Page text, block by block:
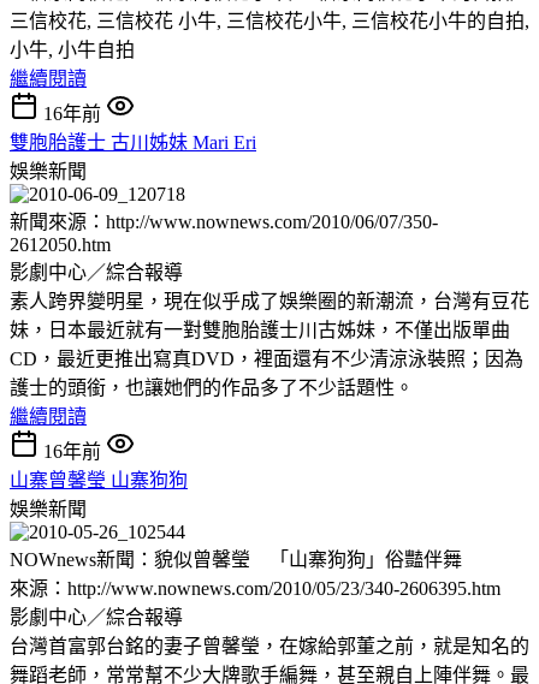
三信校花, 三信校花 小牛, 三信校花小牛, 三信校花小牛的自拍,
小牛, 小牛自拍
繼續閱讀
16年前
雙胞胎護士 古川姊妹 Mari Eri
娛樂新聞
新聞來源：http://www.nownews.com/2010/06/07/350-
2612050.htm
影劇中心／綜合報導
素人跨界變明星，現在似乎成了娛樂圈的新潮流，台灣有豆花
妹，日本最近就有一對雙胞胎護士川古姊妹，不僅出版單曲
CD，最近更推出寫真DVD，裡面還有不少清涼泳裝照；因為
護士的頭銜，也讓她們的作品多了不少話題性。
繼續閱讀
16年前
山寨曾馨瑩 山寨狗狗
娛樂新聞
NOWnews新聞：貌似曾馨瑩 「山寨狗狗」俗豔伴舞
來源：http://www.nownews.com/2010/05/23/340-2606395.htm
影劇中心／綜合報導
台灣首富郭台銘的妻子曾馨瑩，在嫁給郭董之前，就是知名的
舞蹈老師，常常幫不少大牌歌手編舞，甚至親自上陣伴舞。最